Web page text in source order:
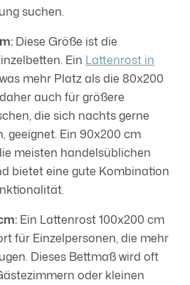
suchen.
Diese Größe ist die
Ein Lattenrost in
mehr Platz als die 80x200
auch für größere
die sich nachts gerne
geeignet. Ein 90x200 cm
meisten handelsüblichen
bietet eine gute Kombination
Ein Lattenrost 100x200 cm
für Einzelpersonen, die mehr
Dieses Bettmaß wird oft
oder kleinen